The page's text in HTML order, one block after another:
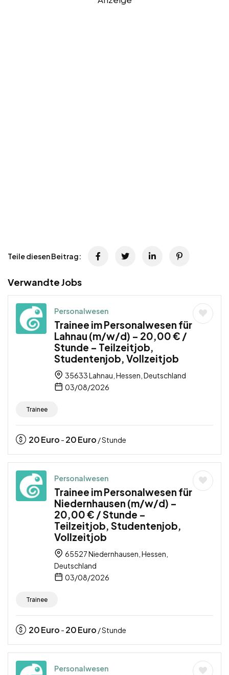
Teile diesen Beitrag:
Verwandte Jobs
Personalwesen
Trainee im Personalwesen für
Lahnau (m/w/d) – 20,00 € /
Stunde – Teilzeitjob,
Studentenjob, Vollzeitjob
35633 Lahnau, Hessen, Deutschland
03/08/2026
Trainee
20Euro - 20Euro / Stunde
Personalwesen
Trainee im Personalwesen für
Niedernhausen (m/w/d) –
20,00 € / Stunde –
Teilzeitjob, Studentenjob,
Vollzeitjob
65527 Niedernhausen, Hessen,
Deutschland
03/08/2026
Trainee
20Euro - 20Euro / Stunde
Personalwesen